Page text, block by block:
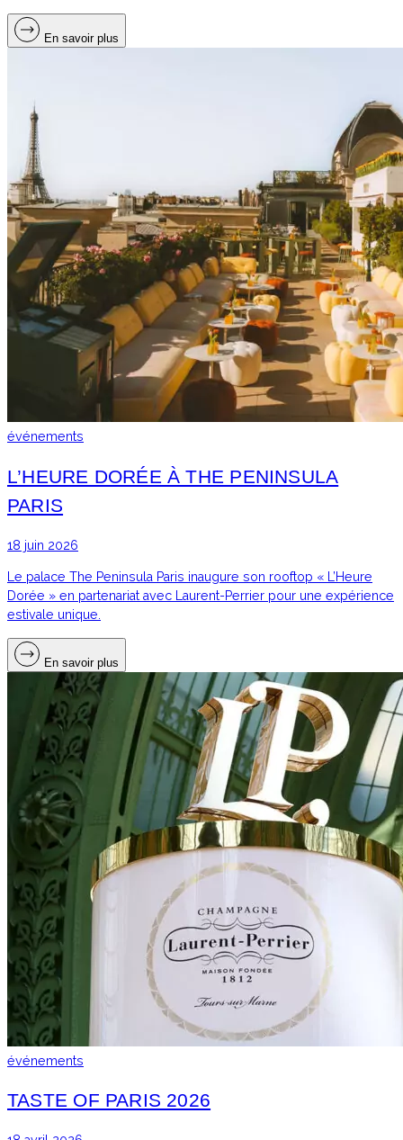
En savoir plus
événements
L’HEURE DORÉE À THE PENINSULA
PARIS
18 juin 2026
Le palace The Peninsula Paris inaugure son rooftop « L’Heure
Dorée » en partenariat avec Laurent-Perrier pour une expérience
estivale unique.
En savoir plus
événements
TASTE OF PARIS 2026